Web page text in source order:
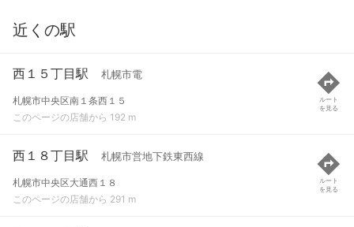
近くの駅
西１５丁目駅 札幌市電
札幌市中央区南１条西１５
このページの店舗から 192 m
ルート
を見る
西１８丁目駅 札幌市営地下鉄東西線
札幌市中央区大通西１８
このページの店舗から 291 m
ルート
を見る